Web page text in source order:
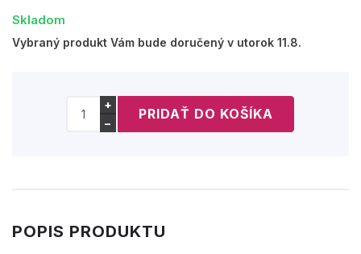
Skladom
Vybraný produkt Vám bude doručený v utorok 11.8.
+
−
POPIS PRODUKTU